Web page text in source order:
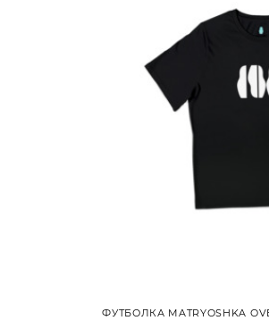
ФУТБОЛКА MATRYOSHKA